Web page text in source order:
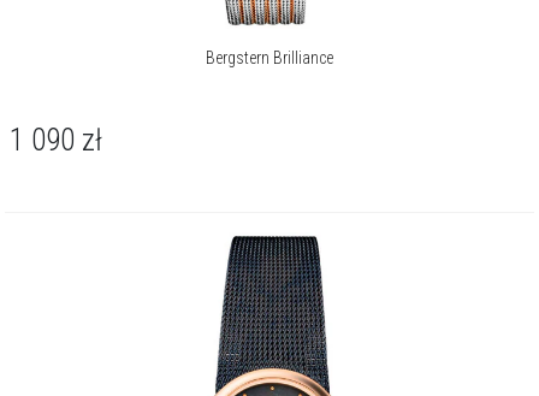
Bergstern Brilliance
1 090 zł